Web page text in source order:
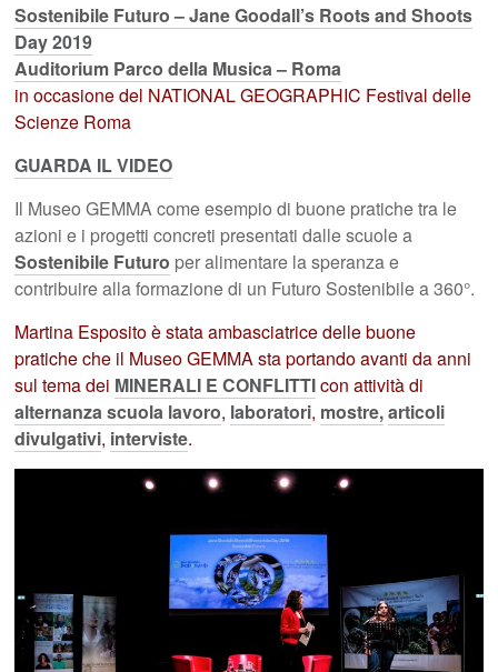
Sostenibile Futuro – Jane Goodall’s Roots and Shoots
Day 2019
Auditorium Parco della Musica – Roma
in occasione del NATIONAL GEOGRAPHIC Festival delle
Scienze Roma
GUARDA IL VIDEO
Il Museo GEMMA come esempio di buone pratiche tra le
azioni e i progetti concreti presentati dalle scuole a
Sostenibile Futuro per alimentare la speranza e
contribuire alla formazione di un Futuro Sostenibile a 360°.
Martina Esposito è stata ambasciatrice delle buone
pratiche che il Museo GEMMA sta portando avanti da anni
sul tema dei MINERALI E CONFLITTIcon attività di
alternanza scuola lavoro, laboratori, mostre,articoli
divulgativi, interviste.